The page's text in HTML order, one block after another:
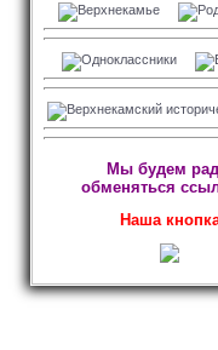
Мы будем
обменяться
Наша